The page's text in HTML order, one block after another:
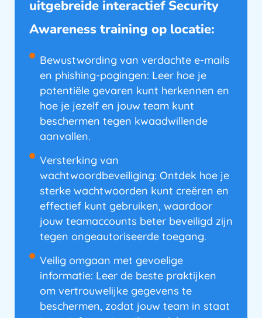
uitgebreide interactief Security
Awareness training op locatie:
Bewustwording van verdachte e-mails
en phishing-pogingen: Leer hoe je
potentiële gevaren kunt herkennen en
hoe je jezelf en jouw team kunt
beschermen tegen kwaadwillende
aanvallen.
Versterking van
wachtwoordbeveiliging: Ontdek hoe je
sterke wachtwoorden kunt creëren en
effectief kunt gebruiken, waardoor
jouw teamaccounts beter beveiligd zijn
tegen ongeautoriseerde toegang.
Veilig omgaan met gevoelige
informatie: Leer de beste praktijken
om vertrouwelijke gegevens te
beschermen, zodat jouw team in staat